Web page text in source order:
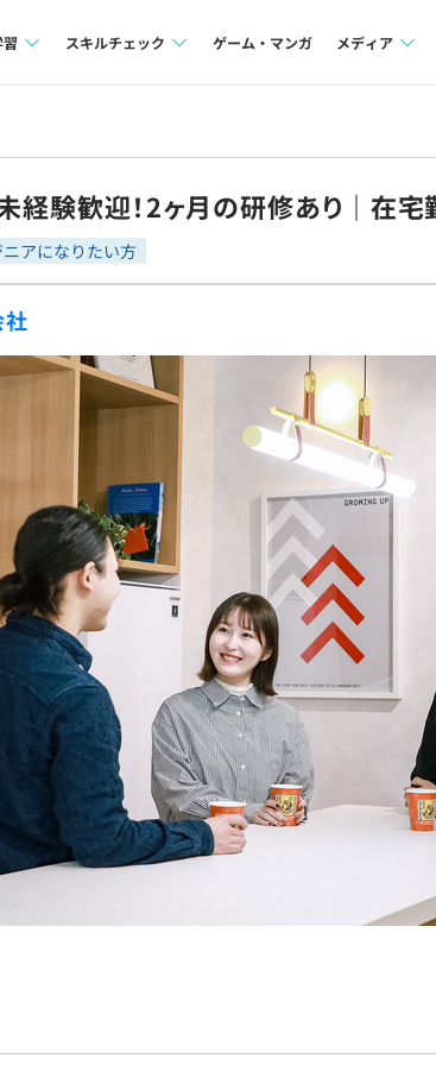
ー
4択課題
ナレッジ
リファレンス
プラン
個人向けプラン
法人向けプラン
学校向けプラン
契約内容・クーポン
スキルチェック
評価結果一覧
再チャレンジ結果一覧
ゲーム・マンガ メディア
note
未経験歓迎！2ヶ月の研修あり｜在
アになりたい方
社